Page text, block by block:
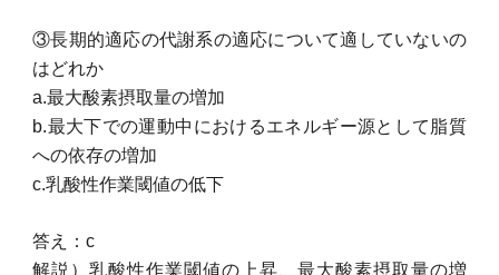
③長期的適応の代謝系の適応について適していないの
はどれか
a.最大酸素摂取量の増加
b.最大下での運動中におけるエネルギー源として脂質
への依存の増加
c.乳酸性作業閾値の低下
答え：c
解説）乳酸性作業閾値の上昇、最大酸素摂取量の増